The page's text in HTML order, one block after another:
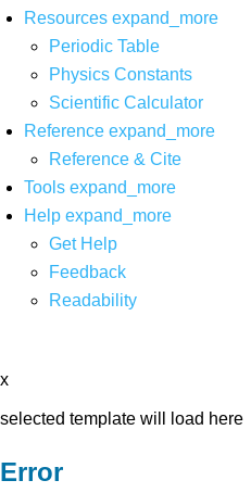
Resources expand_more
Periodic Table
Physics Constants
Scientific Calculator
Reference expand_more
Reference & Cite
Tools expand_more
Help expand_more
Get Help
Feedback
Readability
x
selected template will load here
Error